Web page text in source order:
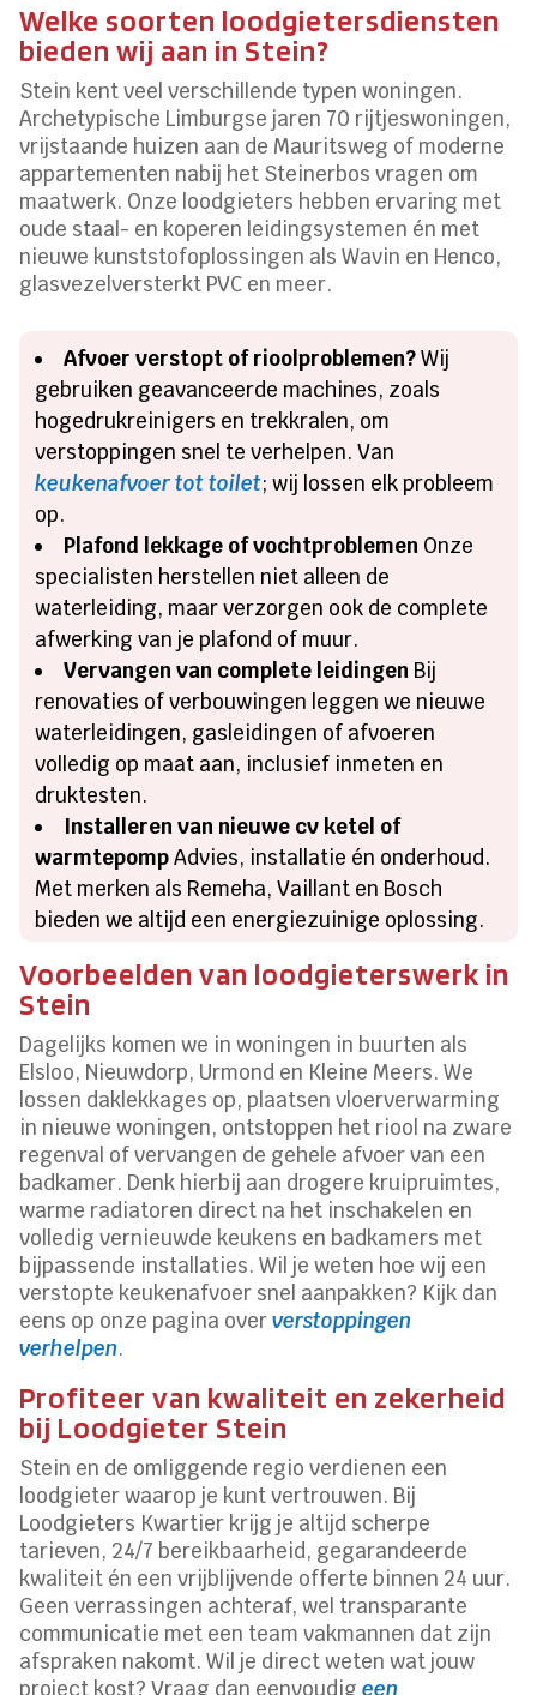
Welke soorten loodgietersdiensten
bieden wij aan in Stein?
Stein kent veel verschillende typen woningen.
Archetypische Limburgse jaren 70 rijtjeswoningen,
vrijstaande huizen aan de Mauritsweg of moderne
appartementen nabij het Steinerbos vragen om
maatwerk. Onze loodgieters hebben ervaring met
oude staal- en koperen leidingsystemen én met
nieuwe kunststofoplossingen als Wavin en Henco,
glasvezelversterkt PVC en meer.
Afvoer verstopt of rioolproblemen?Wij
gebruiken geavanceerde machines, zoals
hogedrukreinigers en trekkralen, om
verstoppingen snel te verhelpen. Van
keukenafvoer tot toilet; wij lossen elk probleem
op.
Plafond lekkage of vochtproblemen Onze
specialisten herstellen niet alleen de
waterleiding, maar verzorgen ook de complete
afwerking van je plafond of muur.
Vervangen van complete leidingen Bij
renovaties of verbouwingen leggen we nieuwe
waterleidingen, gasleidingen of afvoeren
volledig op maat aan, inclusief inmeten en
druktesten.
Installeren van nieuwe cv ketel of
warmtepompAdvies, installatie én onderhoud.
Met merken als Remeha, Vaillant en Bosch
bieden we altijd een energiezuinige oplossing.
Voorbeelden van loodgieterswerk in
Stein
Dagelijks komen we in woningen in buurten als
Elsloo, Nieuwdorp, Urmond en Kleine Meers. We
lossen daklekkages op, plaatsen vloerverwarming
in nieuwe woningen, ontstoppen het riool na zware
regenval of vervangen de gehele afvoer van een
badkamer. Denk hierbij aan drogere kruipruimtes,
warme radiatoren direct na het inschakelen en
volledig vernieuwde keukens en badkamers met
bijpassende installaties. Wil je weten hoe wij een
verstopte keukenafvoer snel aanpakken? Kijk dan
eens op onze pagina oververstoppingen
verhelpen.
Profiteer van kwaliteit en zekerheid
bij Loodgieter Stein
Stein en de omliggende regio verdienen een
loodgieter waarop je kunt vertrouwen. Bij
Loodgieters Kwartier krijg je altijd scherpe
tarieven, 24/7 bereikbaarheid, gegarandeerde
kwaliteit én een vrijblijvende offerte binnen 24 uur.
Geen verrassingen achteraf, wel transparante
communicatie met een team vakmannen dat zijn
afspraken nakomt. Wil je direct weten wat jouw
project kost? Vraag dan eenvoudigeen